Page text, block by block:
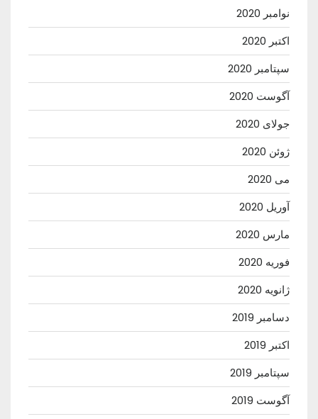
نوامبر 2020
اکتبر 2020
سپتامبر 2020
آگوست 2020
جولای 2020
ژوئن 2020
می 2020
آوریل 2020
مارس 2020
فوریه 2020
ژانویه 2020
دسامبر 2019
اکتبر 2019
سپتامبر 2019
آگوست 2019